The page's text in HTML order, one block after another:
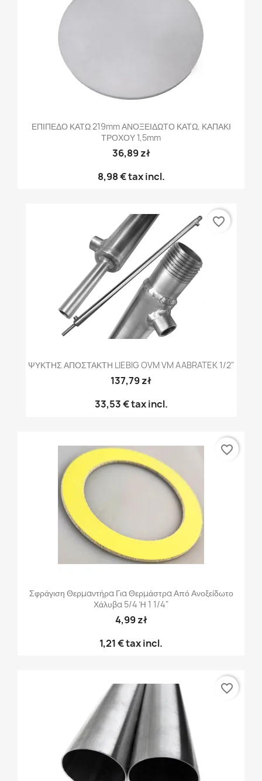
ΕΠΙΠΕΔΟ ΚΑΤΩ 219mm ΑΝΟΞΕΙΔΩΤΟ ΚΑΤΩ, ΚΑΠΑΚΙ
ΤΡΟΧΟΥ 1,5mm
36,89 zł
8,98 €tax incl.
ΨΥΚΤΗΣ ΑΠΟΣΤΑΚΤΗ LIEBIG OVM VM AABRATEK 1/2"
137,79 zł
33,53 €tax incl.
favorite_border
Σφράγιση Θερμαντήρα Για Θερμάστρα Από Ανοξείδωτο
Χάλυβα 5/4 Ή 1 1/4"
4,99 zł
1,21 €tax incl.
favorite_border
favorite_border